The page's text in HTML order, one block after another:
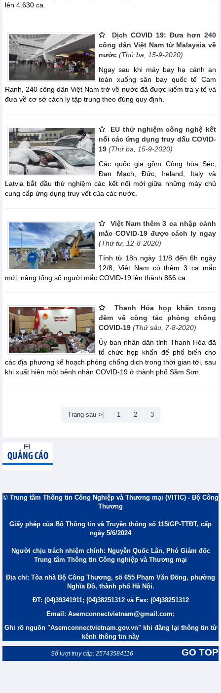
lên 4.630 ca.
Dịch COVID 19: Đưa hơn 240
công dân Việt Nam từ Malaysia về
nước (Thứ ba, 15-9-2020)
Ngay sau khi máy bay hạ cánh an
toàn xuống sân bay quốc tế Cam
Ranh, 240 công dân Việt Nam trở về nước đã được kiểm tra y tế và
đưa về cơ sở cách ly tập trung theo đúng quy định.
EU thử nghiệm công nghệ kết
nối các ứng dụng truy dấu COVID-
19 (Thứ ba, 15-9-2020)
Các quốc gia gồm Cộng hòa Séc,
Đan Mạch, Đức, Ireland, Italy và
Latvia bắt đầu thử nghiệm các kết nối mới giữa những máy chủ
cung cấp ứng dụng truy vết của các nước.
Việt Nam thêm 3 ca nhập cảnh
mắc COVID-19 được cách ly ngay
(Thứ tư, 12-8-2020)
Tính từ 18h ngày 11/8 đến 6h ngày
12/8, Việt Nam có thêm 3 ca mắc
mới, nâng tổng số người mắc COVID-19 lên thành 866 ca.
Thanh Hóa họp khẩn trong
đêm về công tác phòng chống
COVID-19 (Thứ sáu, 7-8-2020)
Ủy ban nhân dân tỉnh Thanh Hóa đã
tổ chức họp khẩn để phổ biến cho
các địa phương kế hoạch phòng chống dịch trong thời gian tới, sau
khi xuất hiện một bệnh nhân COVID-19 ở thành phố Sầm Sơn.
Trang sau >| 1 2 3
QUẢNG CÁO
© Trung tâm Thông tin Công Nghiệp và Thương mại (VITIC) - Bộ Công
Thương
Giấy phép của Bộ Thông tin và Truyền thông số 115/GP-TTĐT, cấp
ngày 5/6/2024
Người chịu trách nhiệm chính: Nguyễn Quốc Lân, Phó Giám đốc
Trung tâm Thông tin Công nghiệp và Thương mại
Địa chỉ: Tòa nhà Bộ Công Thương, số 655 Phạm Văn Đồng, phường
Nghĩa Đô, thành phố Hà Nội.
ĐT: (04)39341911; (04)38251312 và Fax: (04)38251312
Email: Asemconnectvietnam@gmail.com;
Ghi rõ nguồn "Asemconnectvietnam.gov.vn" khi đăng lại thông tin từ
kênh thông tin này
GO TOP
Số lượt truy cập: 25743584116